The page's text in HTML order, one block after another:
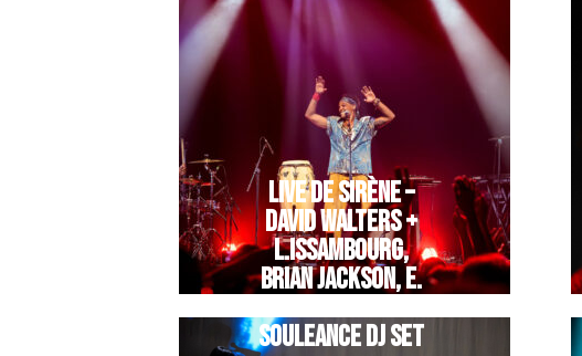
LIVE DE SIRÈNE –
DAVID WALTERS +
L.ISSAMBOURG,
BRIAN JACKSON, E.
LEGNINI +
SOULEANCE DJ SET